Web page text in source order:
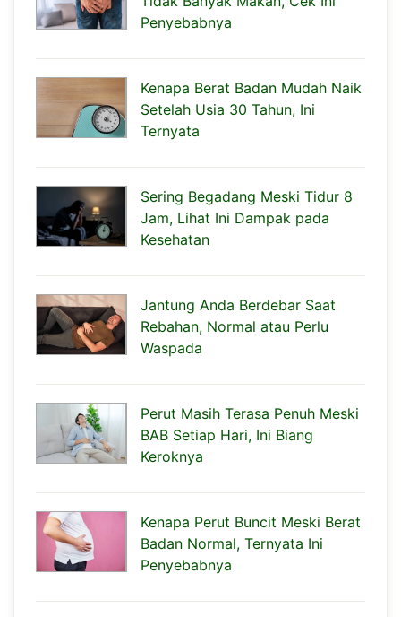
Penyebabnya
Kenapa Berat Badan Mudah Naik
Setelah Usia 30 Tahun, Ini
Ternyata
Sering Begadang Meski Tidur 8
Jam, Lihat Ini Dampak pada
Kesehatan
Jantung Anda Berdebar Saat
Rebahan, Normal atau Perlu
Waspada
Perut Masih Terasa Penuh Meski
BAB Setiap Hari, Ini Biang
Keroknya
Kenapa Perut Buncit Meski Berat
Badan Normal, Ternyata Ini
Penyebabnya